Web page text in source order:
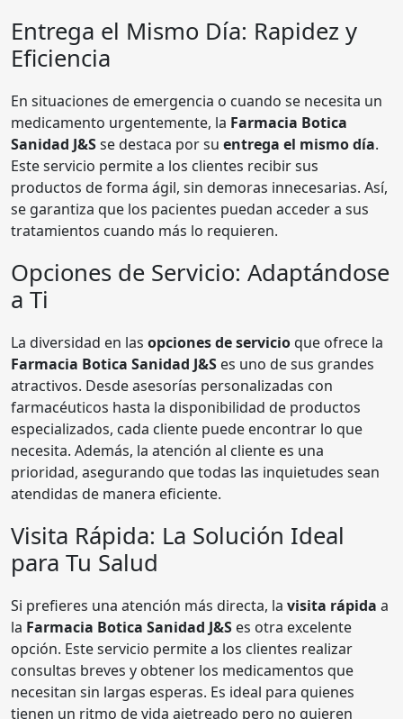
Entrega el Mismo Día: Rapidez y
Eficiencia
En situaciones de emergencia o cuando se necesita un
medicamento urgentemente, la Farmacia Botica
Sanidad J&Sse destaca por su entrega el mismo día.
Este servicio permite a los clientes recibir sus
productos de forma ágil, sin demoras innecesarias. Así,
se garantiza que los pacientes puedan acceder a sus
tratamientos cuando más lo requieren.
Opciones de Servicio: Adaptándose
a Ti
La diversidad en las opciones de servicioque ofrece la
Farmacia Botica Sanidad J&S es uno de sus grandes
atractivos. Desde asesorías personalizadas con
farmacéuticos hasta la disponibilidad de productos
especializados, cada cliente puede encontrar lo que
necesita. Además, la atención al cliente es una
prioridad, asegurando que todas las inquietudes sean
atendidas de manera eficiente.
Visita Rápida: La Solución Ideal
para Tu Salud
Si prefieres una atención más directa, la visita rápida a
la Farmacia Botica Sanidad J&S es otra excelente
opción. Este servicio permite a los clientes realizar
consultas breves y obtener los medicamentos que
necesitan sin largas esperas. Es ideal para quienes
tienen un ritmo de vida ajetreado pero no quieren